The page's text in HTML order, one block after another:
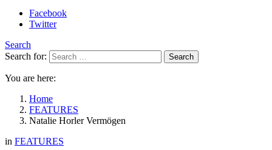
Facebook
Twitter
Search
Search for:
Search
You are here:
Home
FEATURES
Natalie Horler Vermögen
in FEATURES